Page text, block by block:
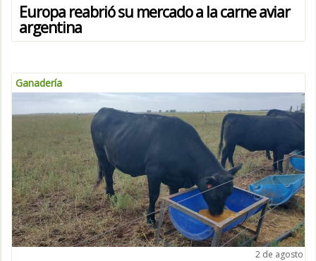
Europa reabrió su mercado a la carne aviar
argentina
Ganadería
2 de agosto